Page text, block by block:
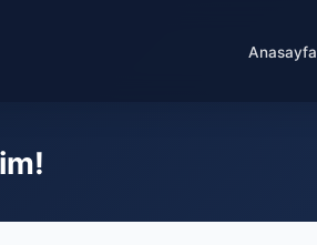
Anasayfa